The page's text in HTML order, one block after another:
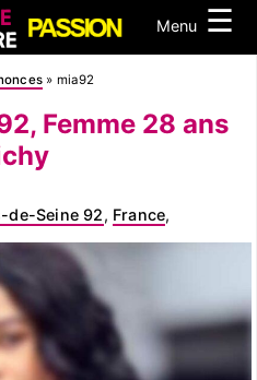
Menu ☰
» mia92
Femme 28 ans
de-Seine 92, France,